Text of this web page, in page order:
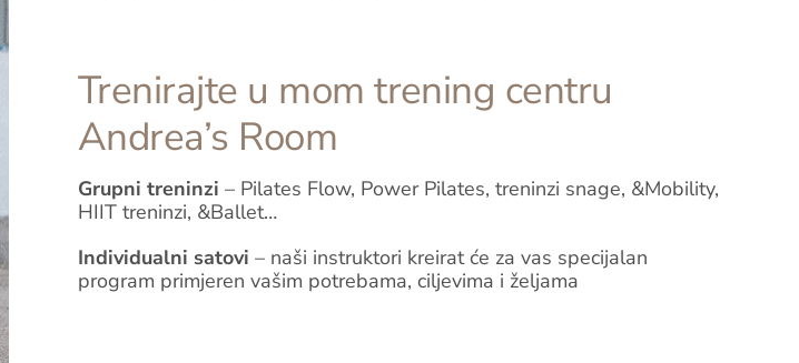
Trenirajte u mom trening centru
Andrea’s Room
Grupni treninzi – Pilates Flow, Power Pilates, treninzi snage, &Mobility,
HIIT treninzi, &Ballet…
Individualni satovi – naši instruktori kreirat će za vas specijalan
program primjeren vašim potrebama, ciljevima i željama